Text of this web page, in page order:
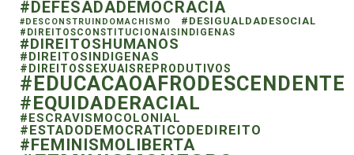
#DEFESADADEMOCRACIA
#DESCONSTRUINDOMACHISMO #DESIGUALDADESOCIAL
#DIREITOSCONSTITUCIONAISINDIGENAS
#DIREITOSHUMANOS
#DIREITOSINDIGENAS
#DIREITOSSEXUAISREPRODUTIVOS
#EDUCACAOAFRODESCENDENTE
#EQUIDADERACIAL
#ESCRAVISMOCOLONIAL
#ESTADODEMOCRATICODEDIREITO
#FEMINISMOLIBERTA